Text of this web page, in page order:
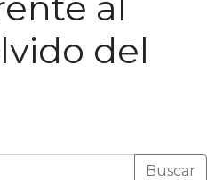
del
Buscar